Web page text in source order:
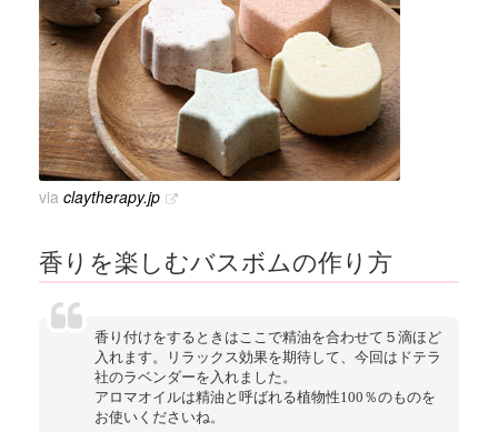
via claytherapy.jp
香りを楽しむバスボムの作り方
香り付けをするときはここで精油を合わせて５滴ほど
入れます。リラックス効果を期待して、今回はドテラ
社のラベンダーを入れました。
アロマオイルは精油と呼ばれる植物性100％のものを
お使いくださいね。